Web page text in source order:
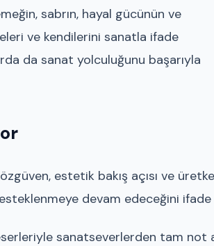
sabrın, hayal gücünün ve
ve kendilerini sanatla ifade
da sanat yolculuğunu başarıyla
estetik bakış açısı ve
devam edeceğini
sanatseverlerden tam not